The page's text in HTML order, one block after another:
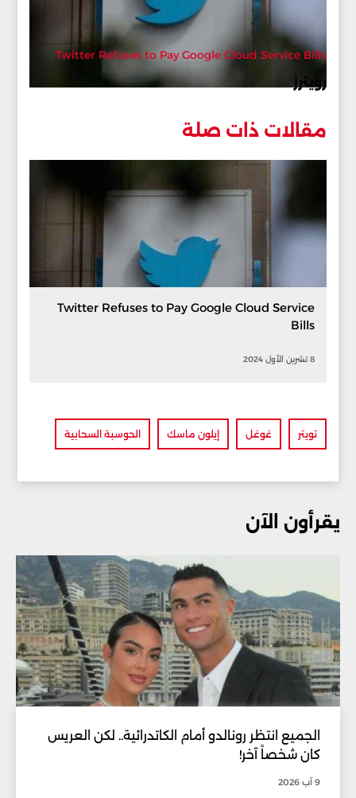
Twitter Refuses to Pay Google Cloud Service Bills
رويترز
مقالات ذات صلة
Twitter Refuses to Pay Google Cloud Service
Bills
8 تشرين الأول 2024
تويتر غوغل إيلون ماسك الحوسبة السحابية
يقرأون الآن
الجميع انتظر رونالدو أمام الكاتدرائية.. لكن العريس
كان شخصاً آخر!
9 آب 2026